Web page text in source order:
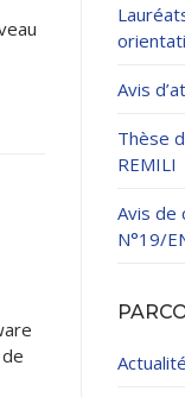
Continue
des Relations
et
Avis
Thèse
REMILI
Avis de
N°19/